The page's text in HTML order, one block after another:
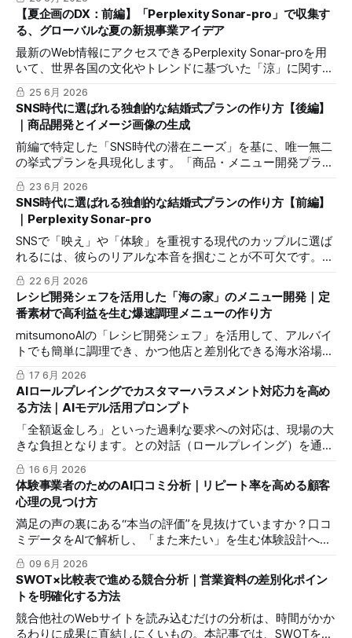
収益性のある実行可能なプログラムへと昇華させるプロセス
です。
【夏企画のDX：前編】「Perplexity Sonar-pro」で収集す
る、グローバルな夏の新規事業アイデア
最新のWeb情報にアクセスできるPerplexity Sonar-proを用
いて、世界各国の文化やトレンドに基づいた「涼」に関する
多様なアイデアを収集、整理する具体的な手順を解説しま
す。独自性のある企画立案や情報資産の構築に繋がります。
25 6月 2026
SNS時代に選ばれる独創的な結婚式プランの作り方【後編】
｜商品開発とイメージ画像の生成
前編で特定した「SNS時代の潜在ニーズ」を基に、唯一無二
の挙式プランを具現化します。「商品・メニュー開発プラン
ナー」で独創的なコンセプトを構造化し、「nano-banana-
pro」でイメージを可視化する実践フローを解説します。
23 6月 2026
SNS時代に選ばれる独創的な結婚式プランの作り方【前編】
｜Perplexity Sonar-pro
SNSで「映え」や「体験」を重視する現代のカップルに選ば
れるには、彼らのリアルな本音を掴むことが不可欠です。本
シリーズは全2回。前編では、リアルタイム検索に強い
Perplexity Sonar-proを活用し、SNS上のトレンドや既存の結
婚式への不満を抽出して、ヒットする企画の「種」を見つけ
る調査手法を解説します。
22 6月 2026
レシピ開発シェフを活用した「海の家」のメニュー開発｜定
番素材で高利益を生む爆速調理メニューの作り方
mitsumonoAIの「レシピ開発シェフ」を活用して、アルバイ
トでも簡単に調理でき、かつ他店と差別化できる海水浴場・
海の家の高利益メニューを考案する手順を解説します。
17 6月 2026
AIロールプレイングでカスタマーハラスメント対応力を高め
る方法｜AIモデル活用プロンプト
「全額返金しろ」といった過剰な要求への対応は、現場の大
きな負担となります。との対話（ロールプレイング）を通じ
て、不当な要求と正当なクレームの境界線を見極め、スタッ
フとブランド価値を守るための具体的なシミュレーション手
順を紹介します。
16 6月 2026
体験事業者のためのAI口コミ分析｜リピート率を高める顧客
心理の見つけ方
満足の声の裏にある“本当の評価”を見抜けていますか？口コ
ミデータをAIで解析し、「また来たい」を生む体験設計へと
つなげる実践手法を解説します。
09 6月 2026
SWOT×比較表で進める競合分析｜営業資料の差別化ポイン
トを明確化する方法
競合他社のWebサイトを読み込むだけの分析は、時間がかか
るわりに成果に直結しにくいもの。本記事では、SWOTを活